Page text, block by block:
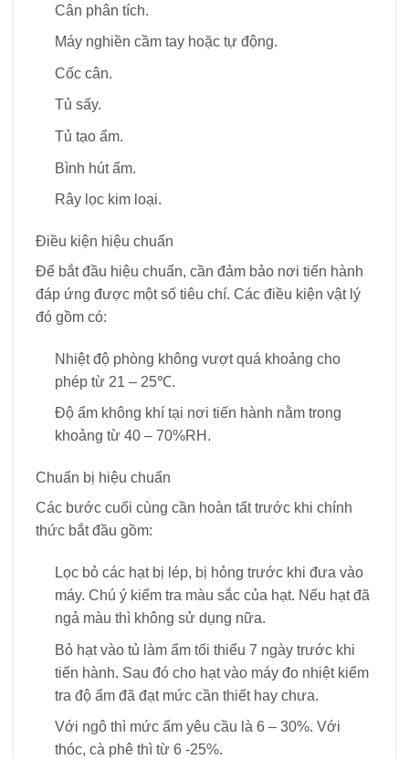
Cân phân tích.
Máy nghiền cầm tay hoặc tự động.
Cốc cân.
Tủ sấy.
Tủ tạo ẩm.
Bình hút ẩm.
Rây lọc kim loại.
Điều kiện hiệu chuẩn
Để bắt đầu hiệu chuẩn, cần đảm bảo nơi tiến hành
đáp ứng được một số tiêu chí. Các điều kiện vật lý
đó gồm có:
Nhiệt độ phòng không vượt quá khoảng cho
phép từ 21 – 25℃.
Độ ẩm không khí tại nơi tiến hành nằm trong
khoảng từ 40 – 70%RH.
Chuẩn bị hiệu chuẩn
Các bước cuối cùng cần hoàn tất trước khi chính
thức bắt đầu gồm:
Lọc bỏ các hạt bị lép, bị hỏng trước khi đưa vào
máy. Chú ý kiểm tra màu sắc của hạt. Nếu hạt đã
ngả màu thì không sử dụng nữa.
Bỏ hạt vào tủ làm ẩm tối thiểu 7 ngày trước khi
tiến hành. Sau đó cho hạt vào máy đo nhiệt kiểm
tra độ ẩm đã đạt mức cần thiết hay chưa.
Với ngô thì mức ẩm yêu cầu là 6 – 30%. Với
thóc, cà phê thì từ 6 -25%.